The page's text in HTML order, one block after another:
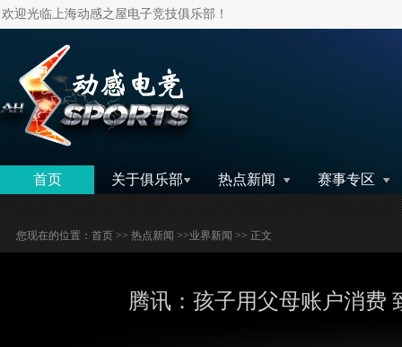
欢迎光临上海动感之屋电子竞技俱乐部！
首页 关于俱乐部 热点新闻 赛事专区
您现在的位置： 首页 >> 热点新闻 >>业界新闻 >> 正文
腾讯：孩子用父母账户消费